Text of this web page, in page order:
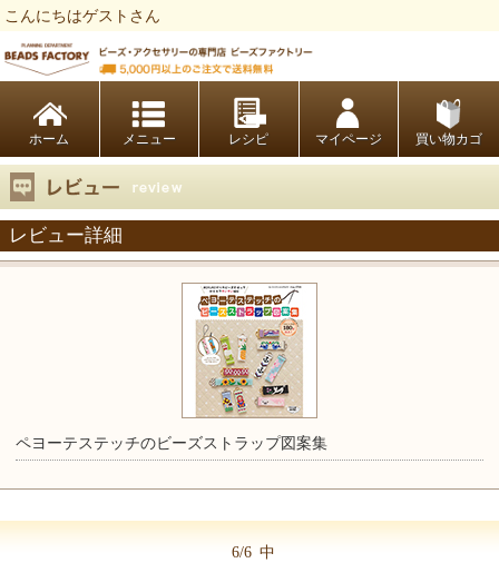
こんにちはゲストさん
ホーム レシピ マイページ 買い物カゴ
レビュー詳細
ペヨーテステッチのビーズストラップ図案集
6/6 中